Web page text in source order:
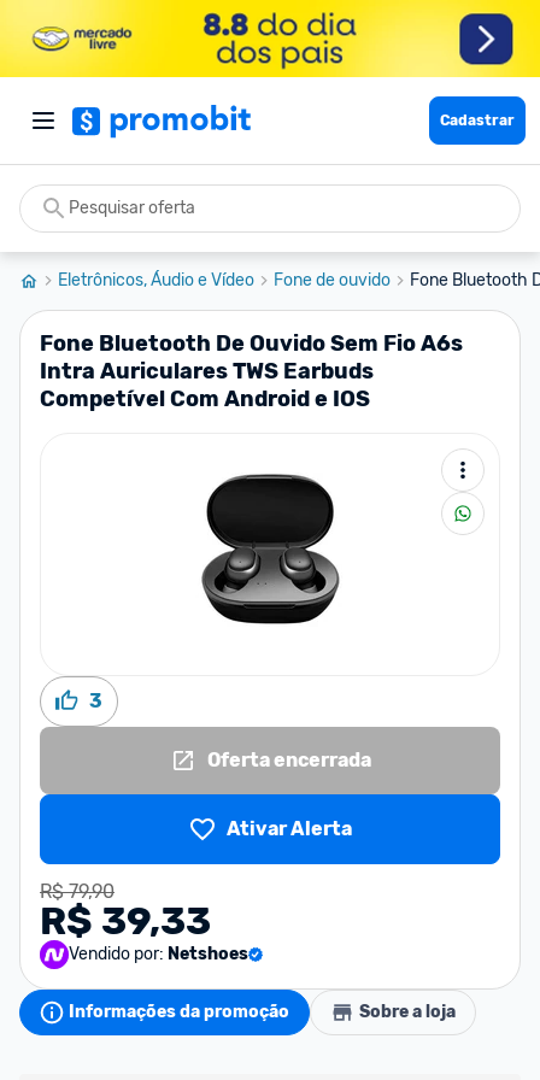
Cadastrar
Eletrônicos, Áudio e Vídeo Fone de ouvido Fone Bluetooth
Fone Bluetooth De Ouvido Sem Fio A6s
Intra Auriculares TWS Earbuds
Competível Com Android e IOS
3
Oferta encerrada
Ativar Alerta
R$ 79,90
R$ 39,33
Vendido por: Netshoes
Informações da promoção Sobre a loja